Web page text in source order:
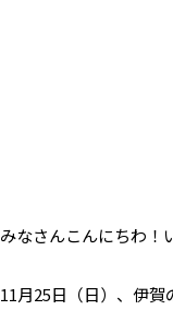
みなさんこんにちわ！
11月25日（日）、伊